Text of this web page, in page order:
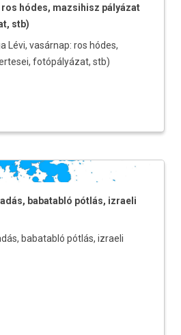
ros hódes, mazsihisz pályázat
stb)
Lévi, vasárnap: ros hódes,
fotópályázat, stb)
babatabló pótlás, izraeli
babatabló pótlás, izraeli